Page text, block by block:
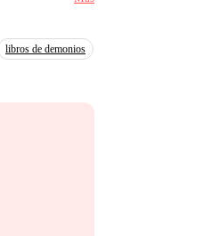
libros de demonios